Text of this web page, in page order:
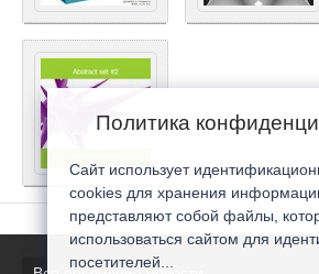
Политика
Сайт использует
cookies для хранения
представляют собой файлы,
использоваться сайтом для
посетителей...